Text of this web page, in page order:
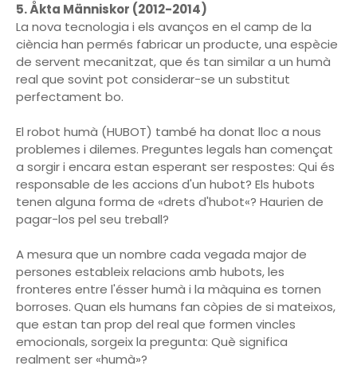
5. Åkta Människor (2012-2014)
La nova tecnologia i els avanços en el camp de la
ciència han permés fabricar un producte, una espècie
de servent mecanitzat, que és tan similar a un humà
real que sovint pot considerar-se un substitut
perfectament bo.
El robot humà (HUBOT) també ha donat lloc a nous
problemes i dilemes. Preguntes legals han començat
a sorgir i encara estan esperant ser respostes: Qui és
responsable de les accions d'un hubot? Els hubots
tenen alguna forma de «drets d'hubot«? Haurien de
pagar-los pel seu treball?
A mesura que un nombre cada vegada major de
persones estableix relacions amb hubots, les
fronteres entre l'ésser humà i la màquina es tornen
borroses. Quan els humans fan còpies de si mateixos,
que estan tan prop del real que formen vincles
emocionals, sorgeix la pregunta: Què significa
realment ser «humà»?